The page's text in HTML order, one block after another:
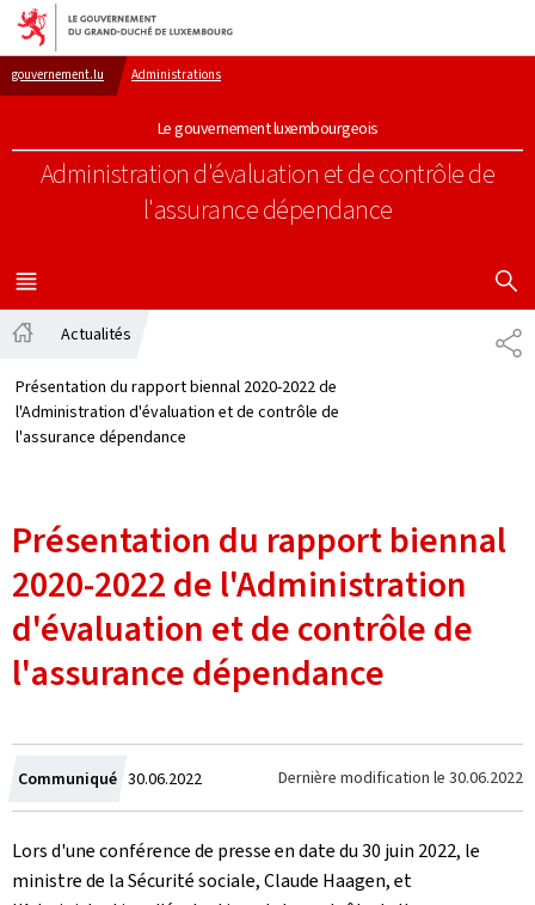
Aller au menu principal
Aller au contenu
gouvernement.lu Administrations
Le gouvernement luxembourgeois
Administration d'évaluation et de contrôle de
l'assurance dépendance
MENU
PRINCIPAL
Actualités
Présentation du rapport biennal 2020-2022 de
l'Administration d'évaluation et de contrôle de
l'assurance dépendance
Présentation du rapport biennal
2020-2022 de l'Administration
d'évaluation et de contrôle de
l'assurance dépendance
Communiqué Crée
le
30.06.2022 Dernière modification le 30.06.2022
Lors d'une conférence de presse en date du 30 juin 2022, le
ministre de la Sécurité sociale, Claude Haagen, et